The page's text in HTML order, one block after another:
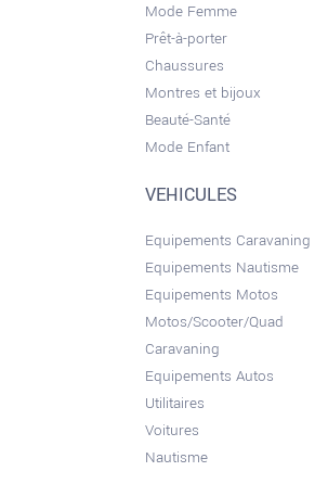
Mode Femme
Prêt-à-porter
Chaussures
Montres et bijoux
Beauté-Santé
Mode Enfant
VEHICULES
Equipements Caravaning
Equipements Nautisme
Equipements Motos
Motos/Scooter/Quad
Caravaning
Equipements Autos
Utilitaires
Voitures
Nautisme